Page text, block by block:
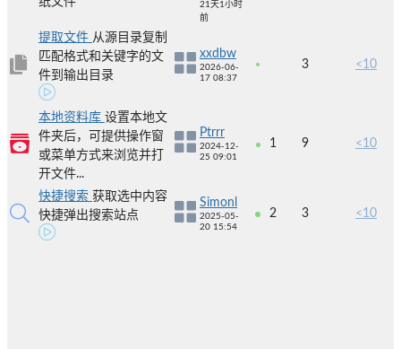
21天1小时
前
提取文件 从源目录复制
匹配格式和关键字的文
件到输出目录
xxdbw
2026-06-
17 08:37
3 <10
本地资料库 设置本地文
件夹后，可提供操作窗
或菜单方式来浏览并打
开文件...
Ptrrr
2024-12-
25 09:01
1 9 <10
快捷搜索 获取选中内容
快捷弹出搜索站点
Simonl
2025-05-
20 15:54
2 3 <10